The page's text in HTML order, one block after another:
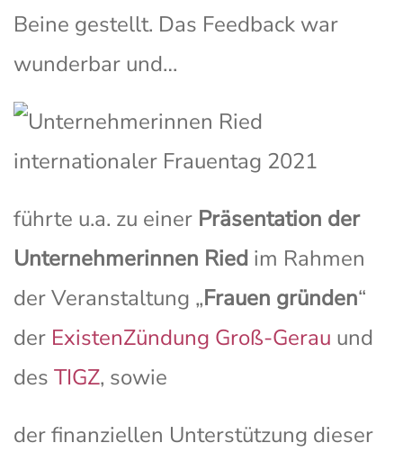
Beine gestellt. Das Feedback war
wunderbar und…
führte u.a. zu einer Präsentation der
Unternehmerinnen Ried im Rahmen
der Veranstaltung „Frauen gründen“
der ExistenZündung Groß-Gerau und
des TIGZ, sowie
der finanziellen Unterstützung dieser